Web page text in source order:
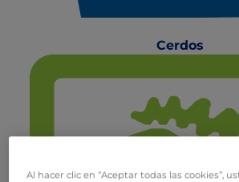
Cerdos
Al hacer clic en “Aceptar todas las cookies”,